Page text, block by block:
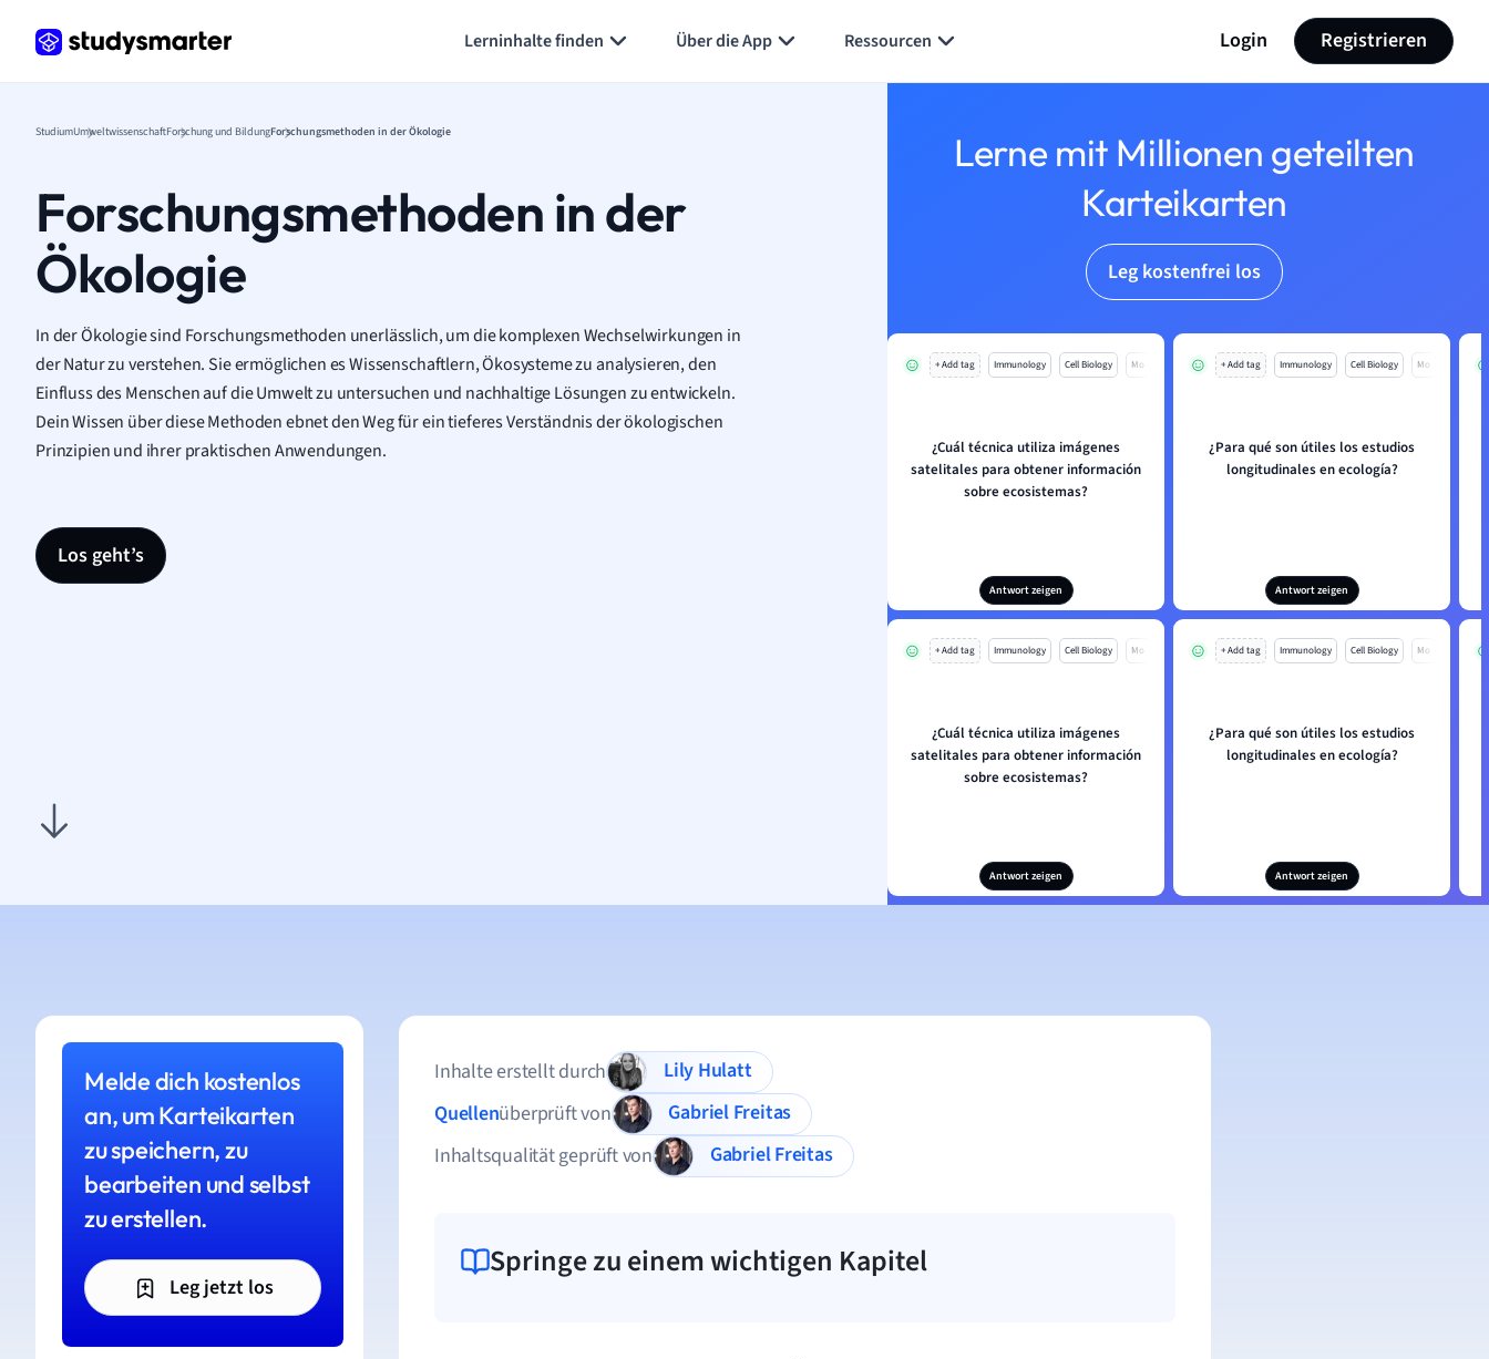
Lerninhalte finden Über die App Ressourcen Login Registrieren
StudiumUmweltwissenschaftForschung und BildungForschungsmethoden in der Ökologie
Forschungsmethoden in der
Ökologie
In der Ökologie sind Forschungsmethoden unerlässlich, um die komplexen Wechselwirkungen in
der Natur zu verstehen. Sie ermöglichen es Wissenschaftlern, Ökosysteme zu analysieren, den
Einfluss des Menschen auf die Umwelt zu untersuchen und nachhaltige Lösungen zu entwickeln.
Dein Wissen über diese Methoden ebnet den Weg für ein tieferes Verständnis der ökologischen
Prinzipien und ihrer praktischen Anwendungen.
Los geht’s
Lerne mit Millionen geteilten
Karteikarten
Leg kostenfrei los
+ Add tag Immunology Cell Biology Mo
¿Cuál técnica utiliza imágenes
satelitales para obtener información
sobre ecosistemas?
Antwort zeigen
+ Add tag Immunology Cell Biology Mo
¿Para qué son útiles los estudios
longitudinales en ecología?
Antwort zeigen
+ Add tag Immunology Cell Biology Mo
¿Cuál técnica utiliza imágenes
satelitales para obtener información
sobre ecosistemas?
Antwort zeigen
+ Add tag Immunology Cell Biology Mo
¿Para qué son útiles los estudios
longitudinales en ecología?
Antwort zeigen
Melde dich kostenlos
an, um Karteikarten
zu speichern, zu
bearbeiten und selbst
zu erstellen.
Leg jetzt los
Inhalte erstellt durch
Lily Hulatt
Quellenüberprüft von
Gabriel Freitas
Inhaltsqualität geprüft von
Gabriel Freitas
Springe zu einem wichtigen Kapitel